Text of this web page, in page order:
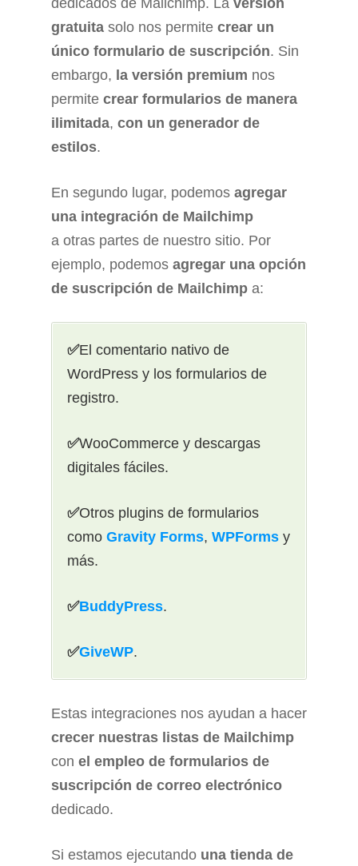
dedicados de Mailchimp. La versión
gratuita solo nos permite crear un
único formulario de suscripción. Sin
embargo, la versión premium nos
permite crear formularios de manera
ilimitada, con un generador de
estilos.
En segundo lugar, podemos agregar
una integración de Mailchimp
a otras partes de nuestro sitio. Por
ejemplo, podemos agregar una opción
de suscripción de Mailchimp a:
✅El comentario nativo de
WordPress y los formularios de
registro.
✅WooCommerce y descargas
digitales fáciles.
✅Otros plugins de formularios
como Gravity Forms, WPForms y
más.
✅BuddyPress.
✅GiveWP.
Estas integraciones nos ayudan a hacer
crecer nuestras listas de Mailchimp
con el empleo de formularios de
suscripción de correo electrónico
dedicado.
Si estamos ejecutando una tienda de